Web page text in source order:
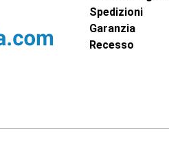
Spedizioni
Garanzia
Recesso